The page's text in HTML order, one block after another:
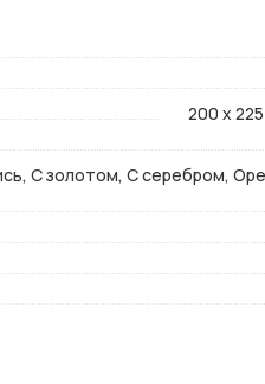
200 x
С золотом, С серебром,